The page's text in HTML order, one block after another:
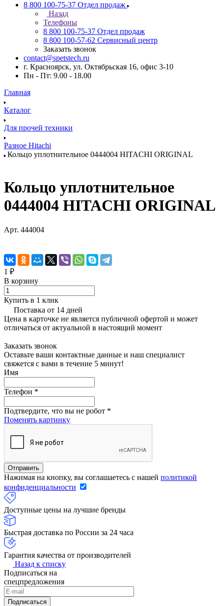
8 800 100-75-37 Отдел продаж
Назад
Телефоны
8 800 100-75-37 Отдел продаж
8 800 100-57-62 Сервисный центр
Заказать звонок
contact@spetstech.ru
г. Красноярск, ул. Октябрьская 16, офис 3-10
Пн - Пт: 9.00 - 18.00
Главная
Каталог
Для прочей техники
Разное Hitachi
Кольцо уплотнительное 0444004 HITACHI ORIGINAL
Кольцо уплотнительное
0444004 HITACHI ORIGINAL
Арт. 444004
1 ₽
В корзину
Купить в 1 клик
Поставка от 14 дней
Цена в карточке не является публичной офертой и может
отличаться от актуальной в настоящий момент
Заказать звонок
Оставьте ваши контактные данные и наш специалист
свяжется с вами в течение 5 минут!
Имя
Телефон *
Подтвердите, что вы не робот *
Поменять картинку
Нажимая на кнопку, вы соглашаетесь с нашей политикой
конфиденциальности
Доступные цены на лучшие бренды
Быстрая доставка по России за 24 часа
Гарантия качества от производителей
Назад к списку
Подписаться на
спецпредложения
Подписаться